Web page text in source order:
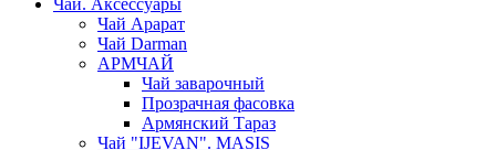
Чай. Аксессуары
Чай Арарат
Чай Darman
АРМЧАЙ
Чай заварочный
Прозрачная фасовка
Армянский Тараз
Чай "IJEVAN". MASIS